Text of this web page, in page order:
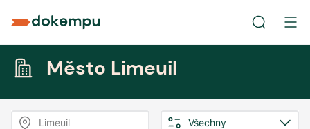
Město Limeuil
Limeuil Všechny